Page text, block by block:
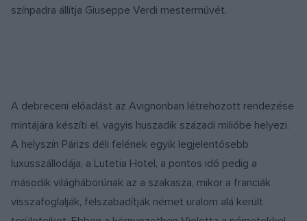
színpadra állítja Giuseppe Verdi mesterművét.
A debreceni előadást az Avignonban létrehozott rendezése
mintájára készíti el, vagyis huszadik századi miliőbe helyezi.
A helyszín Párizs déli felének egyik legjelentősebb
luxusszállodája, a Lutetia Hotel, a pontos idő pedig a
második világháborúnak az a szakasza, mikor a franciák
visszafoglalják, felszabadítják német uralom alá került